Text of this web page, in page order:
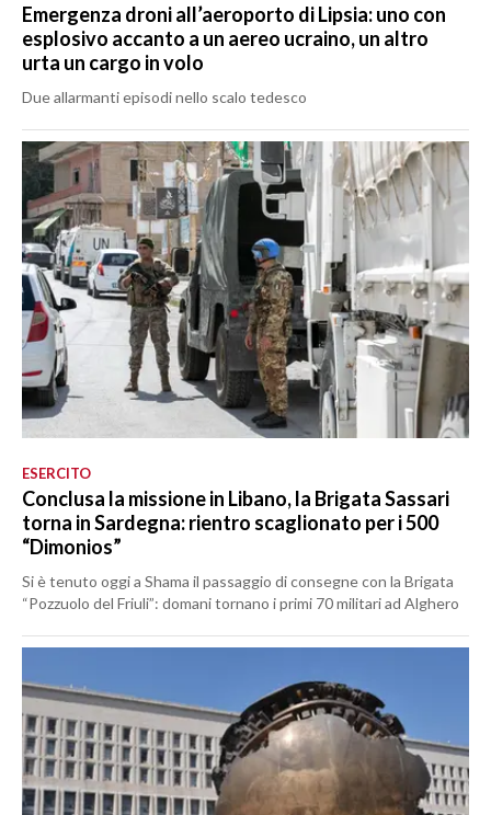
Emergenza droni all’aeroporto di Lipsia: uno con
esplosivo accanto a un aereo ucraino, un altro
urta un cargo in volo
Due allarmanti episodi nello scalo tedesco
ESERCITO
Conclusa la missione in Libano, la Brigata Sassari
torna in Sardegna: rientro scaglionato per i 500
“Dimonios”
Si è tenuto oggi a Shama il passaggio di consegne con la Brigata
“Pozzuolo del Friuli”: domani tornano i primi 70 militari ad Alghero